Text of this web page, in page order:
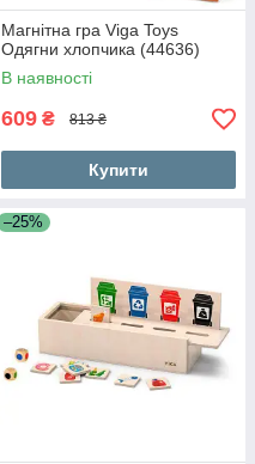
Магнітна гра Viga Toys
Одягни хлопчика (44636)
В наявності
609 ₴ 813 ₴
Купити
–25%